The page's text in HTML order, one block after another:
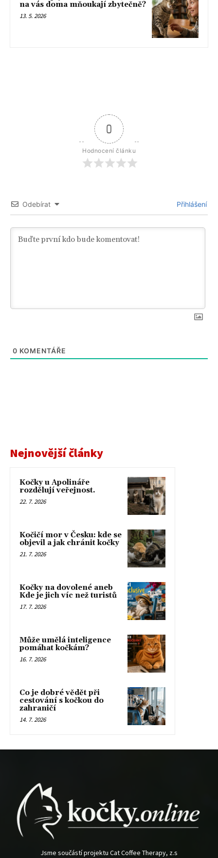
na vás doma mňoukají zbytečně?
13. 5. 2026
0
Hodnocení článku
Odebírat Přihlášení
0 KOMENTÁŘE
Nejnovější články
Kočky u Apolináře
rozdělují veřejnost.
22. 7. 2026
Kočičí mor v Česku: kde se
objevil a jak chránit kočky
21. 7. 2026
Kočky na dovolené aneb
Kde je jich víc než turistů
17. 7. 2026
Může umělá inteligence
pomáhat kočkám?
16. 7. 2026
Co je dobré vědět při
cestování s kočkou do
zahraničí
14. 7. 2026
Jsme součástí projektu Cat Coffee Therapy, z.s